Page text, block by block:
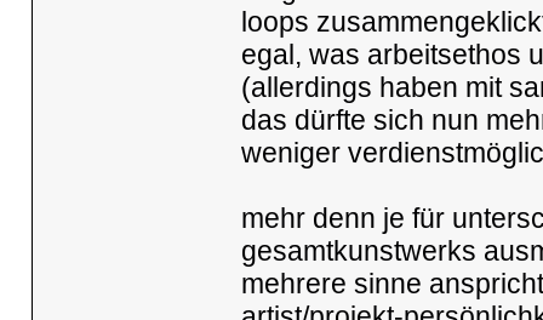
loops
egal, was arbeitsethos
(allerdings haben mit
das dürfte sich nun
weniger
mehr denn je für
gesamtkunstwerks
mehrere sinne